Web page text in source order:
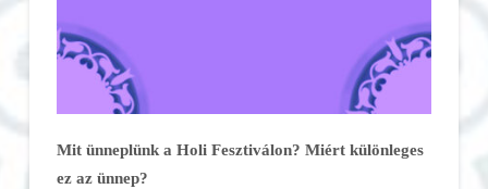
Mit ünneplünk a Holi Fesztiválon? Miért különleges
ez az ünnep?